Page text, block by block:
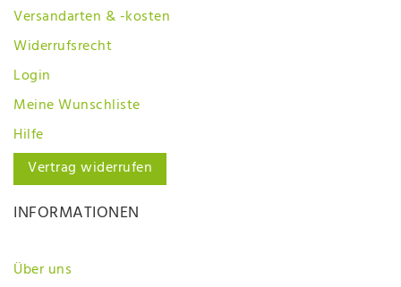
Versandarten & -kosten
Widerrufsrecht
Login
Meine Wunschliste
Hilfe
Vertrag widerrufen
INFORMATIONEN
Über uns